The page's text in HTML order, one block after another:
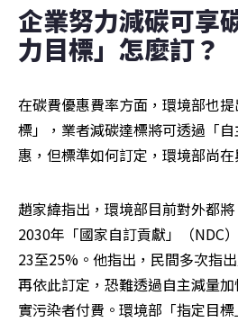
企業努力減碳可享
力目標」怎麼訂？
在碳費優惠費率方面，環境部也
標」，業者減碳達標將可透過「
惠，但標準如何訂定，環境部尚在
趙家緯指出，環境部目前對外都
2030年「國家自訂貢獻」（NDC
23至25%。他指出，民間多次指
再依此訂定，恐難透過自主減量
實污染者付費。環境部「指定目